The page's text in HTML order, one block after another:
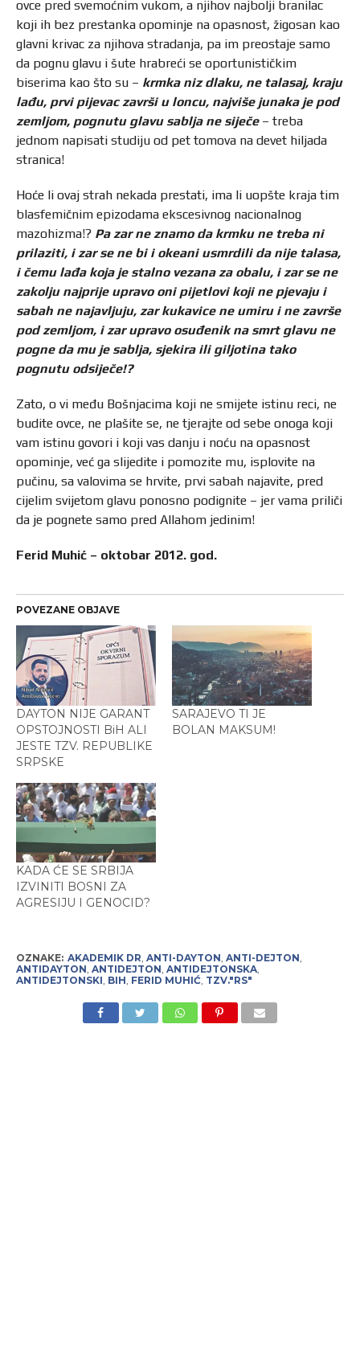
ovce pred svemoćnim vukom, a njihov najbolji branilac
koji ih bez prestanka opominje na opasnost, žigosan kao
glavni krivac za njihova stradanja, pa im preostaje samo
da pognu glavu i šute hrabreći se oportunističkim
biserima kao što su – krmka niz dlaku, ne talasaj, kraju
lađu, prvi pijevac završi u loncu, najviše junaka je pod
zemljom, pognutu glavu sablja ne siječe– treba
jednom napisati studiju od pet tomova na devet hiljada
stranica!
Hoće li ovaj strah nekada prestati, ima li uopšte kraja tim
blasfemičnim epizodama ekscesivnog nacionalnog
mazohizma!? Pa zar ne znamo da krmku ne treba ni
prilaziti, i zar se ne bi i okeani usmrdili da nije talasa,
i čemu lađa koja je stalno vezana za obalu, i zar se ne
zakolju najprije upravo oni pijetlovi koji ne pjevaju i
sabah ne najavljuju, zar kukavice ne umiru i ne završe
pod zemljom, i zar upravo osuđenik na smrt glavu ne
pogne da mu je sablja, sjekira ili giljotina tako
pognutu odsiječe!?
Zato, o vi među Bošnjacima koji ne smijete istinu reci, ne
budite ovce, ne plašite se, ne tjerajte od sebe onoga koji
vam istinu govori i koji vas danju i noću na opasnost
opominje, već ga slijedite i pomozite mu, isplovite na
pučinu, sa valovima se hrvite, prvi sabah najavite, pred
cijelim svijetom glavu ponosno podignite – jer vama priliči
da je pognete samo pred Allahom jedinim!
Ferid Muhić – oktobar 2012. god.
POVEZANE OBJAVE
DAYTON NIJE GARANT
OPSTOJNOSTI BiH ALI
JESTE TZV. REPUBLIKE
SRPSKE
SARAJEVO TI JE
BOLAN MAKSUM!
KADA ĆE SE SRBIJA
IZVINITI BOSNI ZA
AGRESIJU I GENOCID?
OZNAKE: AKADEMIK DR, ANTI-DAYTON, ANTI-DEJTON,
ANTIDAYTON, ANTIDEJTON, ANTIDEJTONSKA,
ANTIDEJTONSKI, BIH, FERID MUHIĆ, TZV."RS"